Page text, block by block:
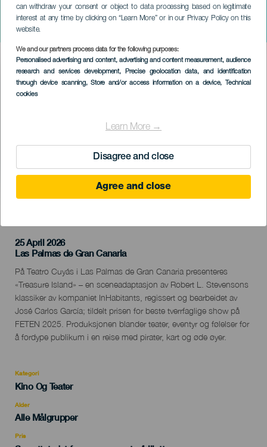
can withdraw your consent or object to data processing based on legitimate
interest at any time by clicking on “Learn More” or in our Privacy Policy on this
website.
We and our partners process data for the following purposes:
Personalised advertising and content, advertising and content measurement, audience
research and services development, Precise geolocation data, and identification
through device scanning, Store and/or access information on a device, Technical
cookies
Learn More →
Disagree and close
Agree and close
Skatteøya
GRAN CANARIA
Imagen
Listado
25 April 2026
Localidad
Las Palmas de Gran Canaria
Descripción
del
evento
På Teatro Cuyás i Las Palmas de Gran Canaria presenteres
«Treasure Island» – en sceneadaptasjon av Robert L. Stevensons
klassiker av kompaniet InHabitants, regissert og bearbeidet av
José Carlos García; tildelt prisen for beste tverrfaglige show på
FETEN 2025. Produksjonen blander teater, eventyr og følelser for
å fordype publikum i en reise med pirater, kart og øde øyer.
Kategori
Categoría
evento
Kino Og Teater
Alder
Edad
Recomendada
Alle Målgrupper
Pris